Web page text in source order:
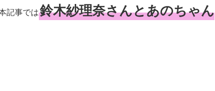
記事では鈴木紗理奈さんとあのちゃん